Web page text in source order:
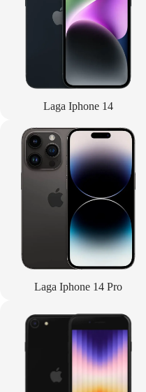
Laga Iphone 14
Laga Iphone 14 Pro